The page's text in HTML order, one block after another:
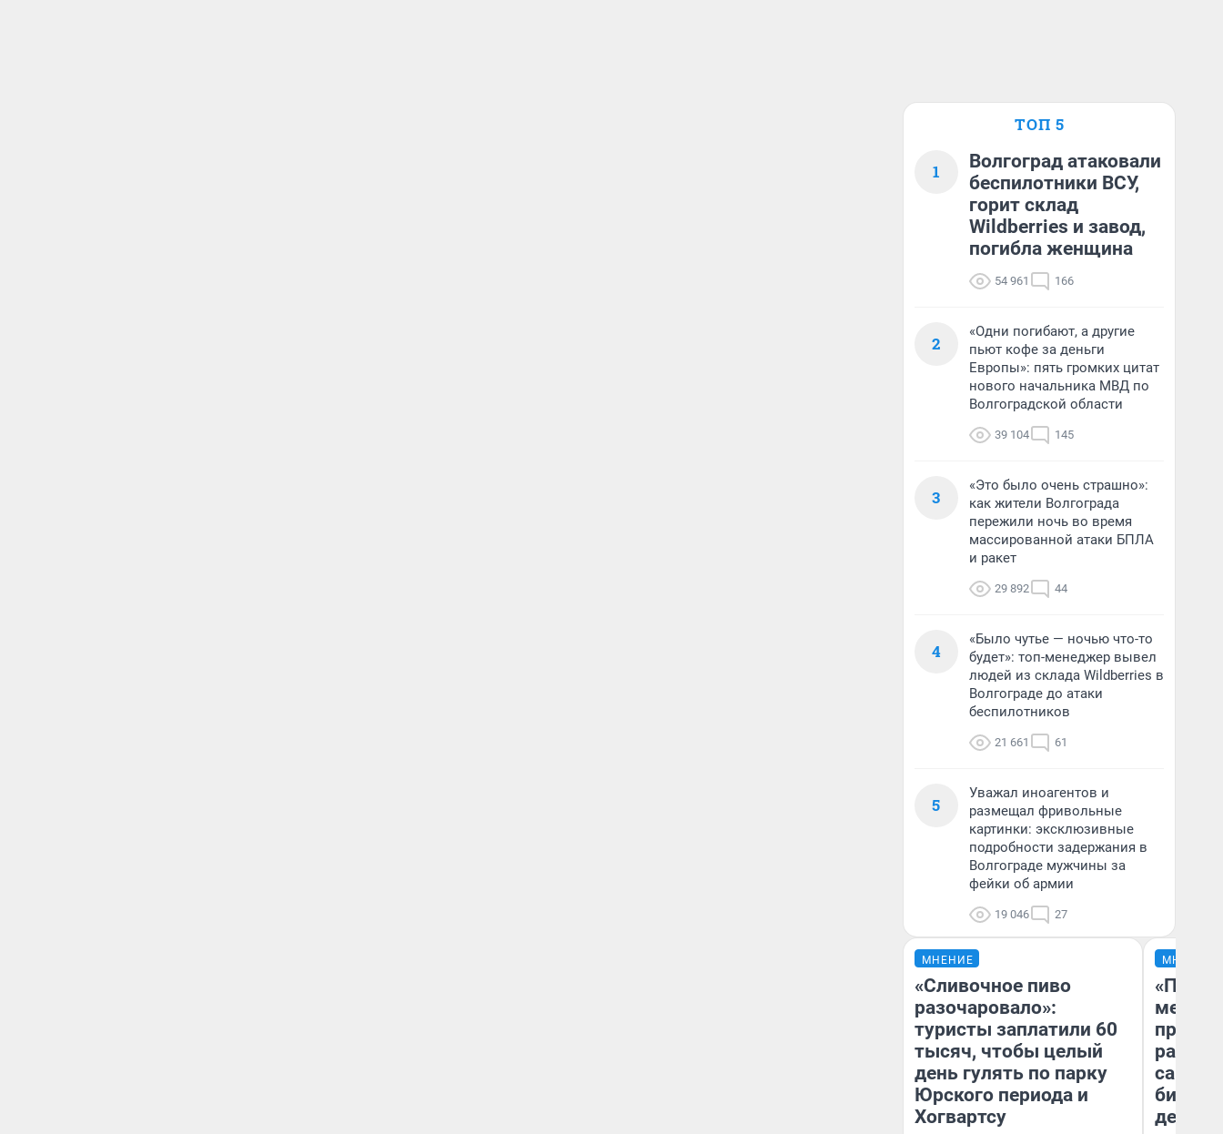
ТОП 5
1
Волгоград атаковали
беспилотники ВСУ,
горит склад
Wildberries и завод,
погибла женщина
54 961 166
2
«Одни погибают, а другие
пьют кофе за деньги
Европы»: пять громких цитат
нового начальника МВД по
Волгоградской области
39 104 145
3
«Это было очень страшно»:
как жители Волгограда
пережили ночь во время
массированной атаки БПЛА
и ракет
29 892 44
4
«Было чутье — ночью что-то
будет»: топ-менеджер вывел
людей из склада Wildberries в
Волгограде до атаки
беспилотников
21 661 61
5
Уважал иноагентов и
размещал фривольные
картинки: эксклюзивные
подробности задержания в
Волгограде мужчины за
фейки об армии
19 046 27
МНЕНИЕ
«Сливочное пиво
разочаровало»:
туристы заплатили 60
тысяч, чтобы целый
день гулять по парку
Юрского периода и
Хогвартсу
МНЕНИЕ
самом